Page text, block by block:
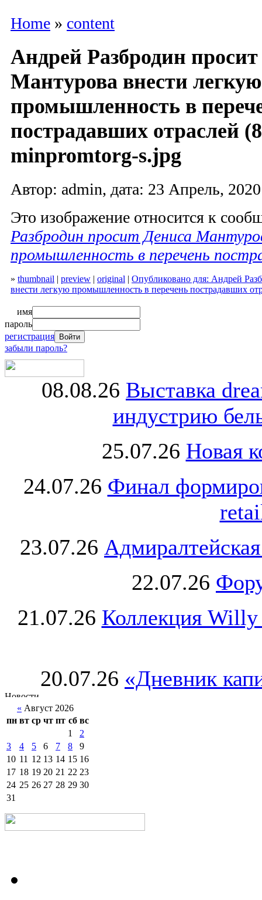
Home » content
Андрей Разбродин
Мантурова внести легкую
промышленность в
пострадавших отраслей
minpromtorg-s.jpg
Автор: admin, дата: 23 Апрель,
Это изображение относится к
Разбродин просит Дениса
промышленность в перечень
» thumbnail | preview | original | Опубликовано для: Андрей
внести легкую промышленность в перечень пострадавших
имя
пароль
регистрация
забыли пароль?
08.08.26 Выставка
индустрию
25.07.26 Новая
24.07.26 Финал
23.07.26
22.07.26
21.07.26 Коллекция Willy
20.07.26 «Дневник
« Август 2026
пн вт ср чт пт сб вс
1
2
3
4 5 6 7 8
9
10 11 12 13 14 15 16
17 18 19 20 21 22 23
24 25 26 27 28 29 30
31